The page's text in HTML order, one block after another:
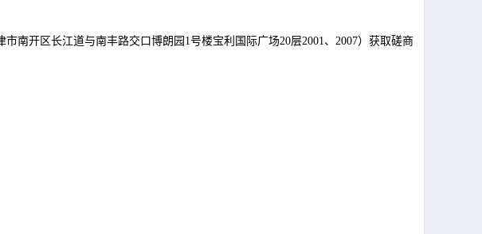
南开区长江道与南丰路交口博朗园1号楼宝利国际广场20层2001、2007）获取磋商